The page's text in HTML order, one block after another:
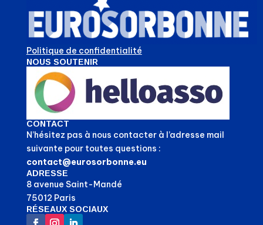
Politique de confidentialité
NOUS SOUTENIR
CONTACT
N’hésitez pas à nous contacter à l’adresse mail
suivante pour toutes questions :
contact@eurosorbonne.eu
ADRESSE
8 avenue Saint-Mandé
75012 Paris
RÉSEAUX SOCIAUX